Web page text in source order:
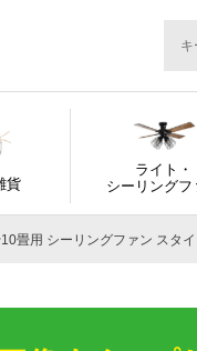
貨
ライト・
シーリングフ
畳用 シーリングファン ス